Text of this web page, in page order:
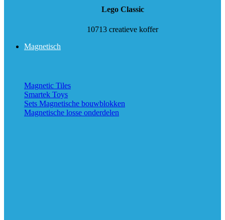
Lego Classic
10713 creatieve koffer
Magnetisch
Magnetic Tiles
Smartek Toys
Sets Magnetische bouwblokken
Magnetische losse onderdelen